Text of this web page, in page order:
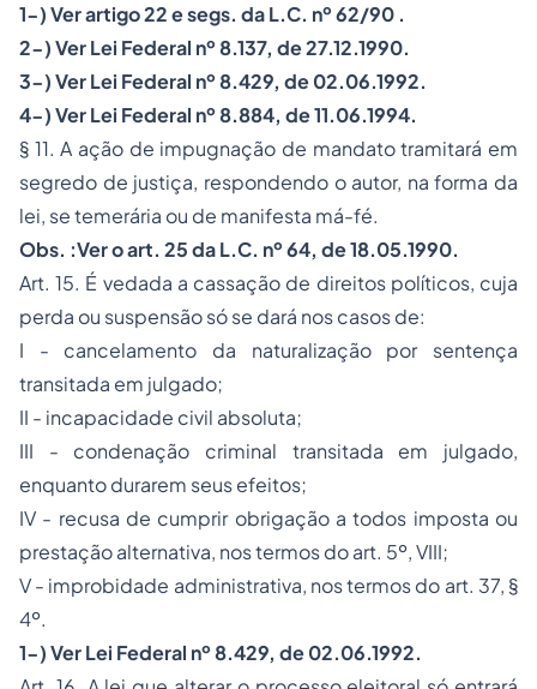
1-) Ver artigo 22 e segs. da L.C. nº 62/90 .
2-) Ver Lei Federal nº 8.137, de 27.12.1990.
3-) Ver Lei Federal nº 8.429, de 02.06.1992.
4-) Ver Lei Federal nº 8.884, de 11.06.1994.
§ 11. A ação de impugnação de mandato tramitará em
segredo de justiça, respondendo o autor, na forma da
lei, se temerária ou de manifesta má-fé.
Obs. :Ver o art. 25 da L.C. nº 64, de 18.05.1990.
Art. 15. É vedada a cassação de direitos políticos, cuja
perda ou suspensão só se dará nos casos de:
I - cancelamento da naturalização por sentença
transitada em julgado;
II - incapacidade civil absoluta;
III - condenação criminal transitada em julgado,
enquanto durarem seus efeitos;
IV - recusa de cumprir obrigação a todos imposta ou
prestação alternativa, nos termos do art. 5º, VIII;
V - improbidade administrativa, nos termos do art. 37, §
4º.
1-) Ver Lei Federal nº 8.429, de 02.06.1992.